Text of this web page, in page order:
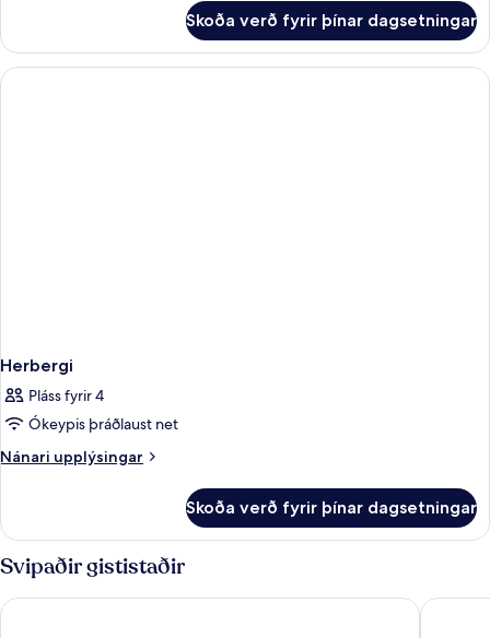
Skoða verð fyrir þínar dagsetningar
Herbergi
Pláss fyrir 4
Ókeypis þráðlaust net
Nánari upplýsingar
Nánari
Skoða verð fyrir þínar dagsetningar
Svipaðir gististaðir
The Greenhouse Hotel Frost